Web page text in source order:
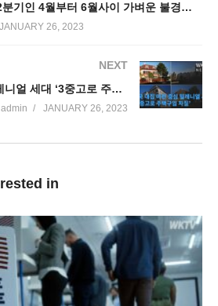
미국 올 2분기인 4월부터 6월사이 가벼운 불경기 시작한다
JANUARY 26, 2023
NEXT
미국 내집 마련 중심 밀레니얼 세대 ‘3중고로 주택구입 차질’
admin JANUARY 26, 2023
in